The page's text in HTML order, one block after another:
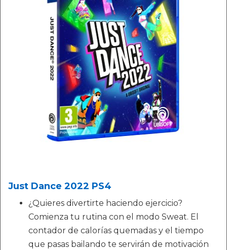
Just Dance 2022 PS4
¿Quieres divertirte haciendo ejercicio?
Comienza tu rutina con el modo Sweat. El
contador de calorías quemadas y el tiempo
que pasas bailando te servirán de motivación